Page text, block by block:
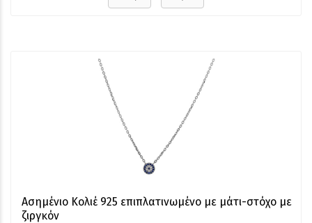
Ασημένιο Κολιέ 925 επιπλατινωμένο με μάτι-στόχο με
ζιργκόν